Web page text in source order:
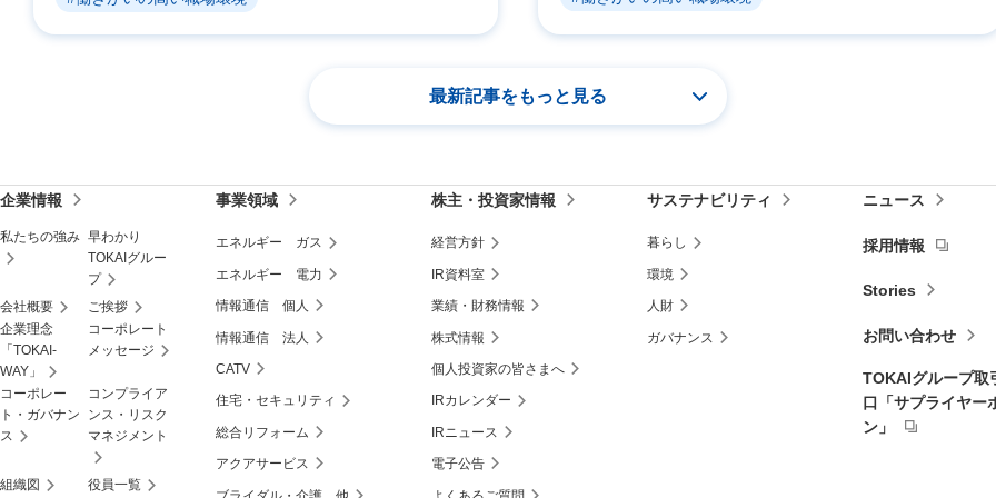
最新記事をもっと見る
企業情報
私たちの強み 早わかり
TOKAIグルー
プ
会社概要
ご挨拶
企業理念
「TOKAI-
WAY」
コーポレート
メッセージ
コーポレー
ト・ガバナン
ス
コンプライア
ンス・リスク
マネジメント
組織図 役員一覧
事業領域
エネルギー ガス
エネルギー 電力
情報通信 個人
情報通信 法人
CATV
住宅・セキュリティ
総合リフォーム
アクアサービス
株主・投資家情報
経営方針
IR資料室
業績・財務情報
株式情報
個人投資家の皆さまへ
IRカレンダー
IRニュース
電子公告
サステナビリティ
暮らし
環境
人財
ガバナンス
ニュース
採用情報
Stories
お問い合わせ
TOKAIグループ取
口
「サプライヤー
ン」